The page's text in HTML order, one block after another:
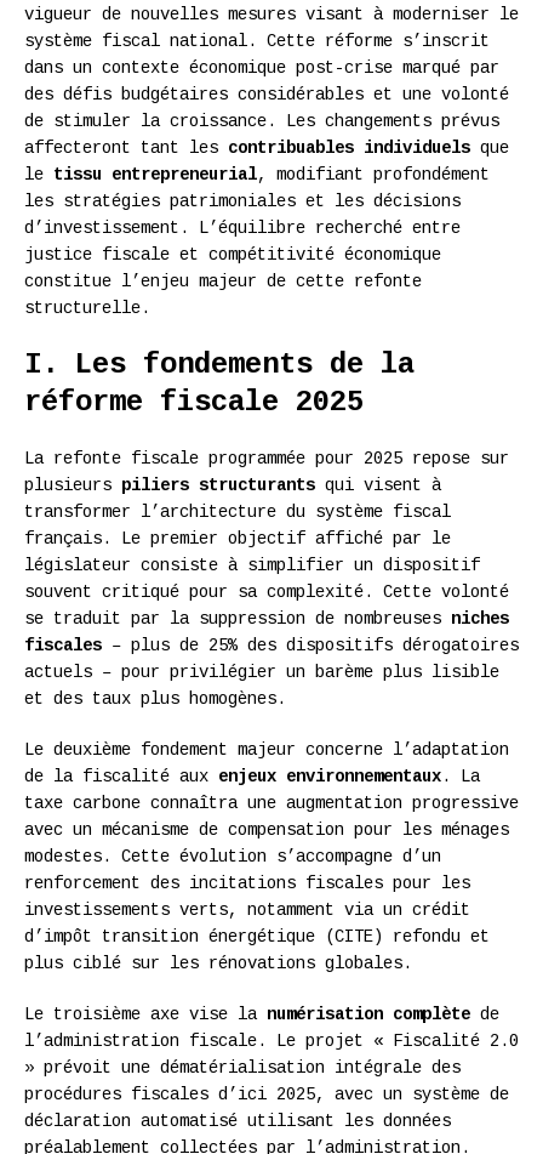
vigueur de nouvelles mesures visant à moderniser le
système fiscal national. Cette réforme s’inscrit
dans un contexte économique post-crise marqué par
des défis budgétaires considérables et une volonté
de stimuler la croissance. Les changements prévus
affecteront tant les contribuables individuels que
le tissu entrepreneurial, modifiant profondément
les stratégies patrimoniales et les décisions
d’investissement. L’équilibre recherché entre
justice fiscale et compétitivité économique
constitue l’enjeu majeur de cette refonte
structurelle.
I. Les fondements de la
réforme fiscale 2025
La refonte fiscale programmée pour 2025 repose sur
plusieurs piliers structurants qui visent à
transformer l’architecture du système fiscal
français. Le premier objectif affiché par le
législateur consiste à simplifier un dispositif
souvent critiqué pour sa complexité. Cette volonté
se traduit par la suppression de nombreuses niches
fiscales – plus de 25% des dispositifs dérogatoires
actuels – pour privilégier un barème plus lisible
et des taux plus homogènes.
Le deuxième fondement majeur concerne l’adaptation
de la fiscalité aux enjeux environnementaux. La
taxe carbone connaîtra une augmentation progressive
avec un mécanisme de compensation pour les ménages
modestes. Cette évolution s’accompagne d’un
renforcement des incitations fiscales pour les
investissements verts, notamment via un crédit
d’impôt transition énergétique (CITE) refondu et
plus ciblé sur les rénovations globales.
Le troisième axe vise la numérisation complète de
l’administration fiscale. Le projet « Fiscalité 2.0
» prévoit une dématérialisation intégrale des
procédures fiscales d’ici 2025, avec un système de
déclaration automatisé utilisant les données
préalablement collectées par l’administration.